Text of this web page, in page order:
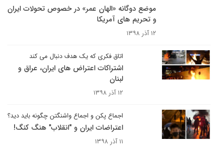
موضع دوگانه «الهان عمر» در خصوص تحولات ایران
و تحریم های آمریکا
۱۲ آذر ۱۳۹۸
اتاق فکری که یک هدف دنبال می کند
اشتراکات اعتراض های ایران، عراق و
لبنان
۱۲ آذر ۱۳۹۸
اجماع پکن و اجماع واشنگتن چگونه باید دید؟
اعتراضات ایران و "انقلاب" هنگ کنگ!
۱۱ آذر ۱۳۹۸